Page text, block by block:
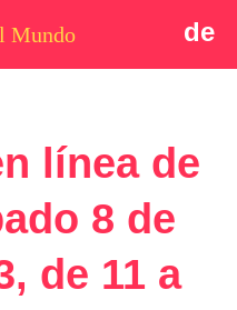
Mundo de
línea de
8 de
de 11 a